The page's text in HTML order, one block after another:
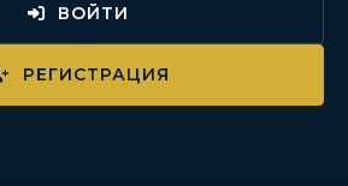
ВОЙТИ
РЕГИСТРАЦИЯ